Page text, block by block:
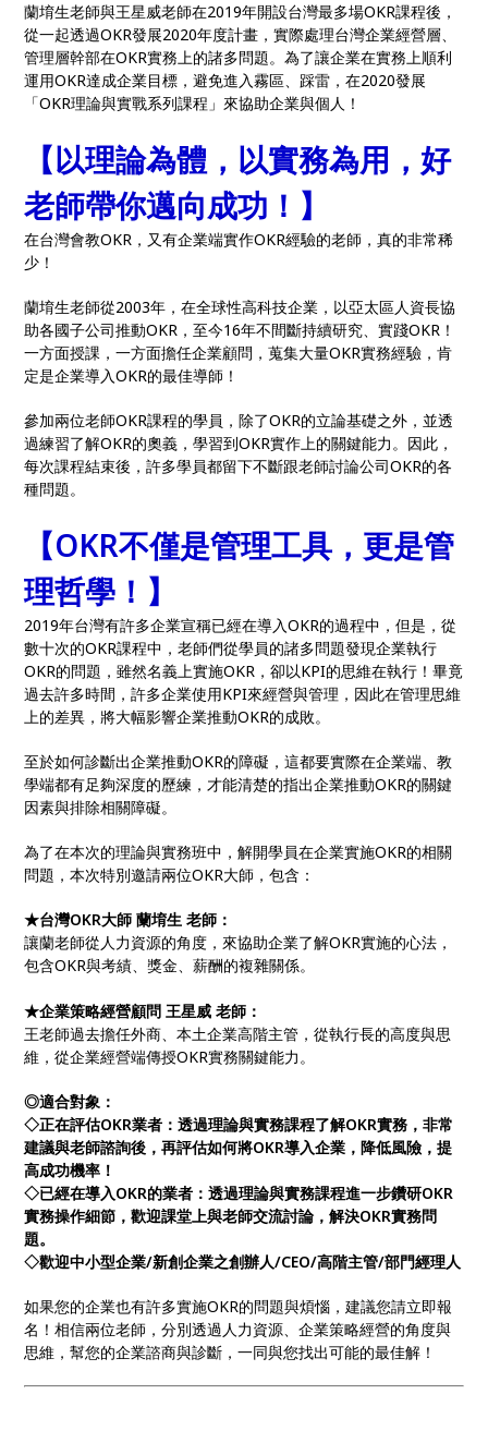
蘭堉生老師與王星威老師在2019年開設台灣最多場OKR課程後，
從一起透過OKR發展2020年度計畫，實際處理台灣企業經營層、
管理層幹部在OKR實務上的諸多問題。為了讓企業在實務上順利
運用OKR達成企業目標，避免進入霧區、踩雷，在2020發展
「OKR理論與實戰系列課程」來協助企業與個人！
【以理論為體，以實務為用，好
老師帶你邁向成功！】
在台灣會教OKR，又有企業端實作OKR經驗的老師，真的非常稀
少！
蘭堉生老師從2003年，在全球性高科技企業，以亞太區人資長協
助各國子公司推動OKR，至今16年不間斷持續研究、實踐OKR！
一方面授課，一方面擔任企業顧問，蒐集大量OKR實務經驗，肯
定是企業導入OKR的最佳導師！
參加兩位老師OKR課程的學員，除了OKR的立論基礎之外，並透
過練習了解OKR的奧義，學習到OKR實作上的關鍵能力。因此，
每次課程結束後，許多學員都留下不斷跟老師討論公司OKR的各
種問題。
【OKR不僅是管理工具，更是管
理哲學！】
2019年台灣有許多企業宣稱已經在導入OKR的過程中，但是，從
數十次的OKR課程中，老師們從學員的諸多問題發現企業執行
OKR的問題，雖然名義上實施OKR，卻以KPI的思維在執行！畢竟
過去許多時間，許多企業使用KPI來經營與管理，因此在管理思維
上的差異，將大幅影響企業推動OKR的成敗。
至於如何診斷出企業推動OKR的障礙，這都要實際在企業端、教
學端都有足夠深度的歷練，才能清楚的指出企業推動OKR的關鍵
因素與排除相關障礙。
為了在本次的理論與實務班中，解開學員在企業實施OKR的相關
問題，本次特別邀請兩位OKR大師，包含：
★台灣OKR大師 蘭堉生 老師：
讓蘭老師從人力資源的角度，來協助企業了解OKR實施的心法，
包含OKR與考績、獎金、薪酬的複雜關係。
★企業策略經營顧問 王星威 老師：
王老師過去擔任外商、本土企業高階主管，從執行長的高度與思
維，從企業經營端傳授OKR實務關鍵能力。
◎適合對象：
◇正在評估OKR業者：透過理論與實務課程了解OKR實務，非常
建議與老師諮詢後，再評估如何將OKR導入企業，降低風險，提
高成功機率！
◇已經在導入OKR的業者：透過理論與實務課程進一步鑽研OKR
實務操作細節，歡迎課堂上與老師交流討論，解決OKR實務問
題。
◇歡迎中小型企業/新創企業之創辦人/CEO/高階主管/部門經理人
如果您的企業也有許多實施OKR的問題與煩惱，建議您請立即報
名！相信兩位老師，分別透過人力資源、企業策略經營的角度與
思維，幫您的企業諮商與診斷，一同與您找出可能的最佳解！